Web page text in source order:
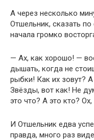
А через несколько
Отшельник, сказать
начала громко
— Ах, как хорошо! —
дышать, когда не
рыбки! Как их зовут?
Звёзды, вот как! Не
это что? А это кто?
И Отшельник едва
правда, много раз